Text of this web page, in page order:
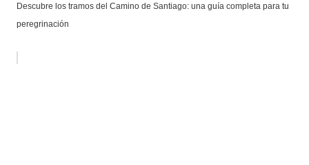
Descubre los tramos del Camino de Santiago: una guía completa para tu
peregrinación